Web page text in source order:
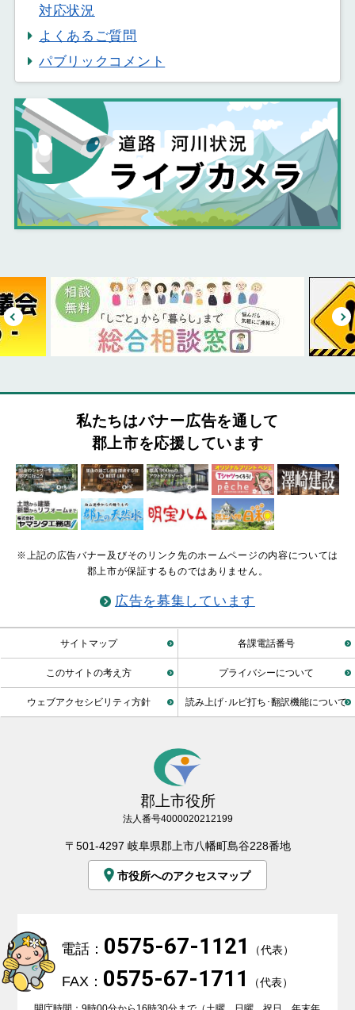
対応状況
よくあるご質問
パブリックコメント
私たちはバナー広告を通して
郡上市を応援しています
※上記の広告バナー及びそのリンク先のホームページの内容については
郡上市が保証するものではありません。
広告を募集しています
サイトマップ 各課電話番号
このサイトの考え方 プライバシーについて
ウェブアクセシビリティ方針 読み上げ･ルビ打ち･翻訳機能について
郡上市役所
法人番号4000020212199
〒501-4297 岐阜県郡上市八幡町島谷228番地
市役所へのアクセスマップ
電話： 0575-67-1121 （代表）
FAX： 0575-67-1711 （代表）